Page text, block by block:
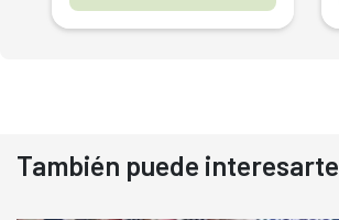
También puede interesarte